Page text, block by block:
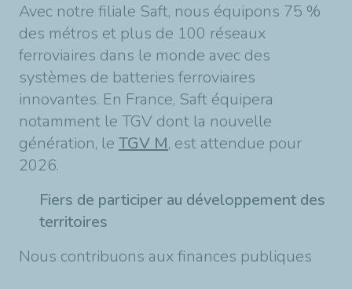
Avec notre filiale Saft, nous équipons 75 %
des métros et plus de 100 réseaux
ferroviaires dans le monde avec des
systèmes de batteries ferroviaires
innovantes. En France, Saft équipera
notamment le TGV dont la nouvelle
génération, le TGV M, est attendue pour
2026.
Fiers de participer au développement des
territoires
Nous contribuons aux finances publiques